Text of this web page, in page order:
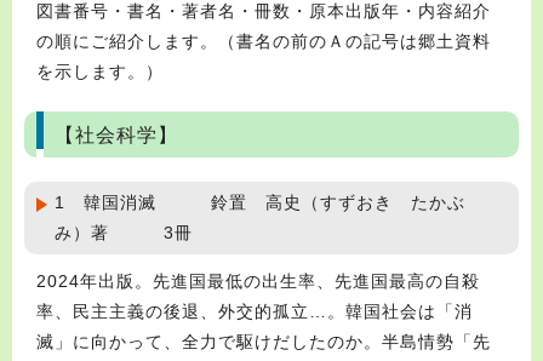
図書番号・書名・著者名・冊数・原本出版年・内容紹介
の順にご紹介します。（書名の前のＡの記号は郷土資料
を示します。）
【社会科学】
1 韓国消滅 鈴置 高史（すずおき たかぶ
み）著 3冊
2024年出版。先進国最低の出生率、先進国最高の自殺
率、民主主義の後退、外交的孤立…。韓国社会は「消
滅」に向かって、全力で駆けだしたのか。半島情勢「先